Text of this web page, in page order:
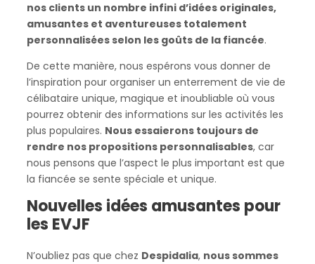
nos clients un nombre infini d’idées originales,
amusantes et aventureuses totalement
personnalisées selon les goûts de la fiancée.
De cette manière, nous espérons vous donner de
l’inspiration pour organiser un enterrement de vie de
célibataire unique, magique et inoubliable où vous
pourrez obtenir des informations sur les activités les
plus populaires. Nous essaierons toujours de
rendre nos propositions personnalisables, car
nous pensons que l’aspect le plus important est que
la fiancée se sente spéciale et unique.
Nouvelles idées amusantes pour
les EVJF
N’oubliez pas que chez Despidalia, nous sommes